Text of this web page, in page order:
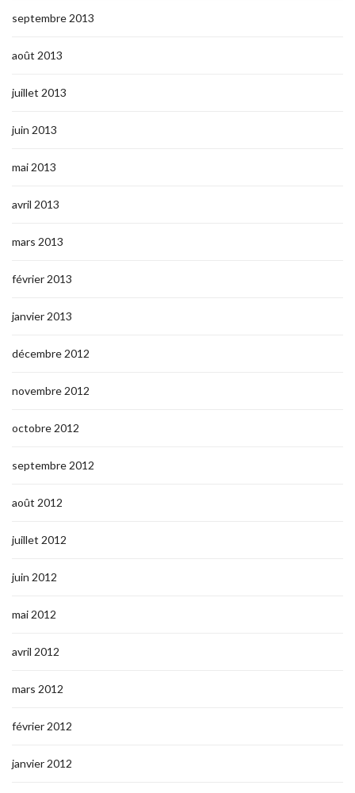
septembre 2013
août 2013
juillet 2013
juin 2013
mai 2013
avril 2013
mars 2013
février 2013
janvier 2013
décembre 2012
novembre 2012
octobre 2012
septembre 2012
août 2012
juillet 2012
juin 2012
mai 2012
avril 2012
mars 2012
février 2012
janvier 2012